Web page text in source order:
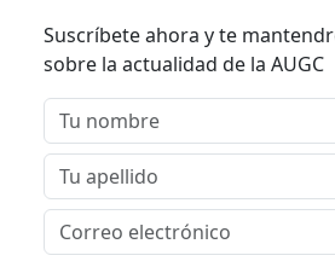
Suscríbete ahora y te
sobre la actualidad de la AUGC